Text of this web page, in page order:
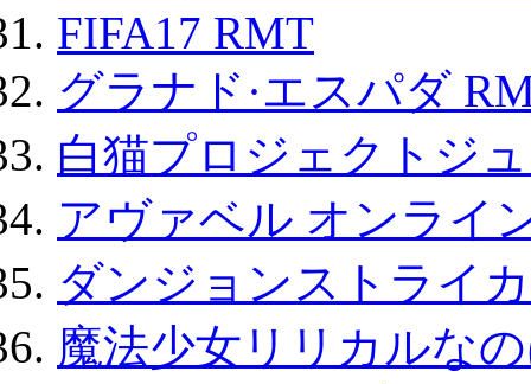
FIFA17 RMT
グラナド·エスパダ
白猫プロジェクトジ
アヴァベル オンライ
ダンジョンストライ
魔法少女リリカルな